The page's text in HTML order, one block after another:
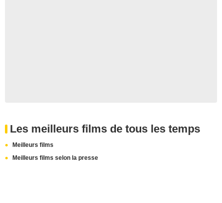
Les meilleurs films de tous les temps
Meilleurs films
Meilleurs films selon la presse